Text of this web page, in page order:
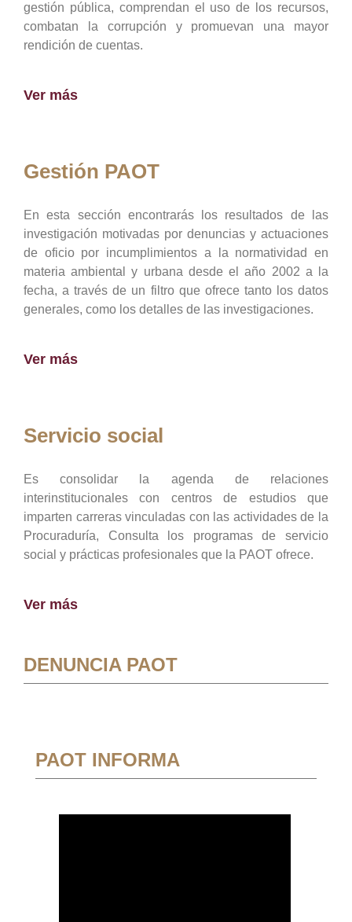
gestión pública, comprendan el uso de los recursos,
combatan la corrupción y promuevan una mayor
rendición de cuentas.
Ver más
Gestión PAOT
En esta sección encontrarás los resultados de las
investigación motivadas por denuncias y actuaciones
de oficio por incumplimientos a la normatividad en
materia ambiental y urbana desde el año 2002 a la
fecha, a través de un filtro que ofrece tanto los datos
generales, como los detalles de las investigaciones.
Ver más
Servicio social
Es consolidar la agenda de relaciones
interinstitucionales con centros de estudios que
imparten carreras vinculadas con las actividades de la
Procuraduría, Consulta los programas de servicio
social y prácticas profesionales que la PAOT ofrece.
Ver más
DENUNCIA PAOT
PAOT INFORMA